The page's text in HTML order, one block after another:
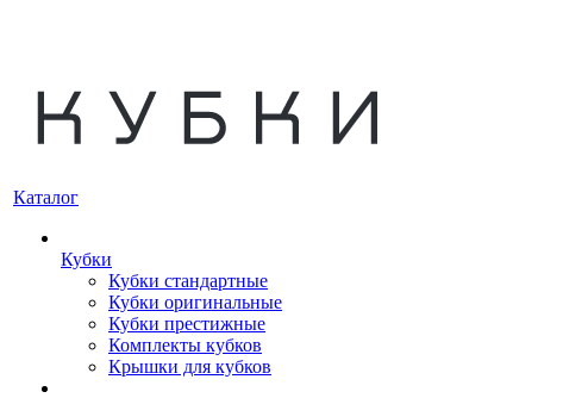
Каталог
Кубки
Кубки стандартные
Кубки оригинальные
Кубки престижные
Комплекты кубков
Крышки для кубков